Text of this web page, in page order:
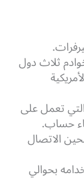
ثلاث دول
تعمل على
حساب.
الاتصال
بحوالي